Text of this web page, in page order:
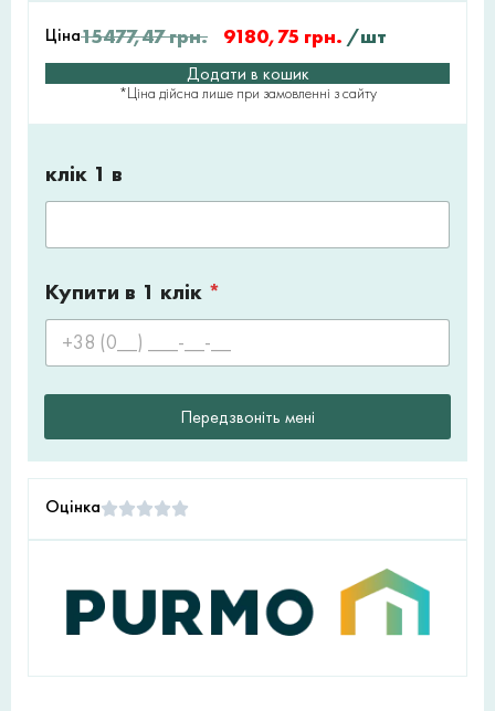
Ціна15477,47грн. 9180,75 грн. /шт
Додати в кошик
*Ціна дійсна лише при замовленні з сайту
клік 1 в
Купити в 1 клік *
Передзвоніть мені
Оцінка